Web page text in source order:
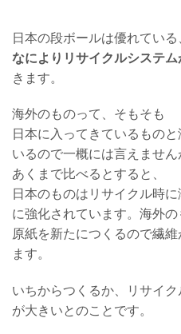
日本の段ボールは優れてい
なによりリサイクルシステ
きます。
海外のものって、そもそも
日本に入ってきているもの
いるので一概には言えません
あくまで比べるとすると、
日本のものはリサイクル時
に強化されています。海外
原紙を新たにつくるので繊
ます。
いちからつくるか、リサイ
が大きいとのことです。